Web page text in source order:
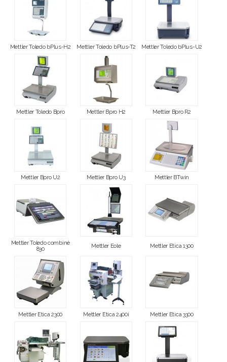
Mettler Toledo bPlus-H2 Mettler Toledo bPlus-T2 Mettler Toledo bPlus-U2
Mettler Toledo Bpro Mettler Bpro H2 Mettler Bpro R2
Mettler Bpro U2 Mettler Bpro U3 Mettler BTwin
Mettler Toledo combiné
830
Mettler Eole Mettler Etica 1300
Mettler Etica 2300 Mettler Etica 2400i Mettler Etica 3300